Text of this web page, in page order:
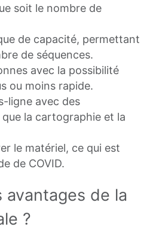
soit le nombre de
de capacité, permettant
de séquences.
avec la possibilité
ou moins rapide.
ligne avec des
la cartographie et la
le matériel, ce qui est
de COVID.
avantages de la
?